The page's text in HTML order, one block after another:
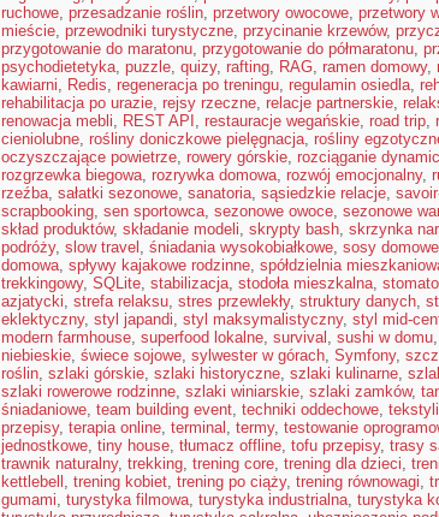
ruchowe, przesadzanie roślin, przetwory owocowe, przetwory
mieście, przewodniki turystyczne, przycinanie krzewów,
przygotowanie do maratonu, przygotowanie do półmaratonu,
psychodietetyka, puzzle, quizy, rafting, RAG, ramen domowy,
kawiarni, Redis, regeneracja po treningu, regulamin osiedla,
rehabilitacja po urazie, rejsy rzeczne, relacje partnerskie,
renowacja mebli, REST API , restauracje wegańskie, road trip,
cieniolubne, rośliny doniczkowe pielęgnacja, rośliny
oczyszczające powietrze, rowery górskie, rozciąganie
rozgrzewka biegowa, rozrywka domowa, rozwój emocjonalny,
rzeźba, sałatki sezonowe, sanatoria, sąsiedzkie relacje,
scrapbooking, sen sportowca, sezonowe owoce, sezonowe
skład produktów, składanie modeli, skrypty bash, skrzynka
podróży, slow travel , śniadania wysokobiałkowe, sosy domowe
domowa, spływy kajakowe rodzinne, spółdzielnia
trekkingowy, SQLite, stabilizacja, stodoła mieszkalna,
azjatycki, strefa relaksu, stres przewlekły, struktury danych,
eklektyczny, styl japandi, styl maksymalistyczny, styl mid-
modern farmhouse, superfood lokalne, survival , sushi w domu,
niebieskie, świece sojowe, sylwester w górach, Symfony,
roślin, szlaki górskie, szlaki historyczne, szlaki kulinarne,
szlaki rowerowe rodzinne, szlaki winiarskie, szlaki zamków,
śniadaniowe, team building event, techniki oddechowe,
przepisy, terapia online, terminal , termy, testowanie
jednostkowe, tiny house, tłumacz offline, tofu przepisy, trasy
trawnik naturalny, trekking, trening core, trening dla dzieci,
kettlebell , trening kobiet, trening po ciąży, trening równowagi,
gumami, turystyka filmowa, turystyka industrialna, turystyka